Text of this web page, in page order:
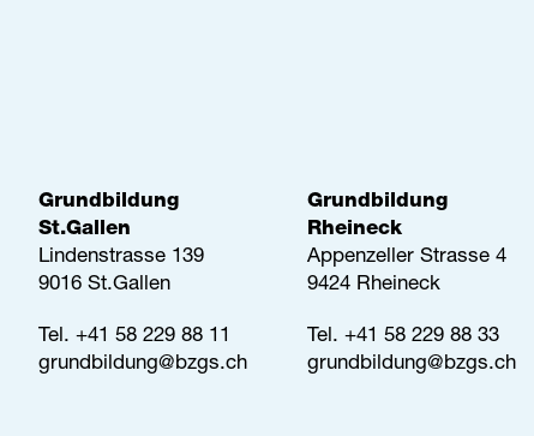
Grundbildung
St.Gallen
Lindenstrasse 139
9016 St.Gallen
Tel. +41 58 229 88 11
grundbildung@bzgs.ch
Grundbildung
Rheineck
Appenzeller Strasse 4
9424 Rheineck
Tel. +41 58 229 88 33
grundbildung@bzgs.ch